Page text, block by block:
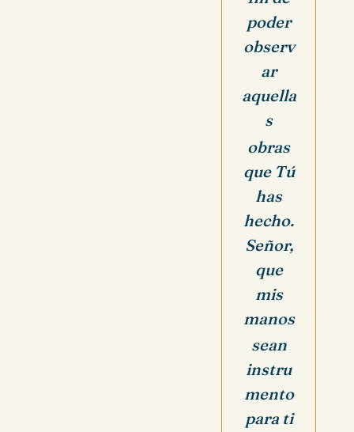
poder
observ
ar
aquella
s
obras
que Tú
has
hecho.
Señor,
que
mis
manos
sean
instru
mento
para ti